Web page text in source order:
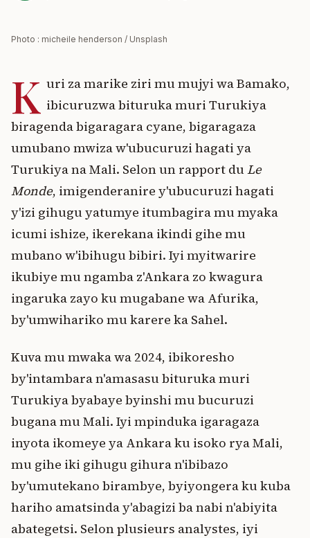
Photo : micheile henderson / Unsplash
K uri za marike ziri mu mujyi wa Bamako,
ibicuruzwa bituruka muri Turukiya
biragenda bigaragara cyane, bigaragaza
umubano mwiza w'ubucuruzi hagati ya
Turukiya na Mali. Selon un rapport duLe
Monde, imigenderanire y'ubucuruzi hagati
y'izi gihugu yatumye itumbagira mu myaka
icumi ishize, ikerekana ikindi gihe mu
mubano w'ibihugu bibiri. Iyi myitwarire
ikubiye mu ngamba z'Ankara zo kwagura
ingaruka zayo ku mugabane wa Afurika,
by'umwihariko mu karere ka Sahel.
Kuva mu mwaka wa 2024, ibikoresho
by'intambara n'amasasu bituruka muri
Turukiya byabaye byinshi mu bucuruzi
bugana mu Mali. Iyi mpinduka igaragaza
inyota ikomeye ya Ankara ku isoko rya Mali,
mu gihe iki gihugu gihura n'ibibazo
by'umutekano birambye, byiyongera ku kuba
hariho amatsinda y'abagizi ba nabi n'abiyita
abategetsi. Selon plusieurs analystes, iyi